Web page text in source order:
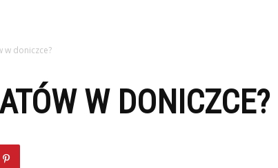
w doniczce?
W DONICZCE?